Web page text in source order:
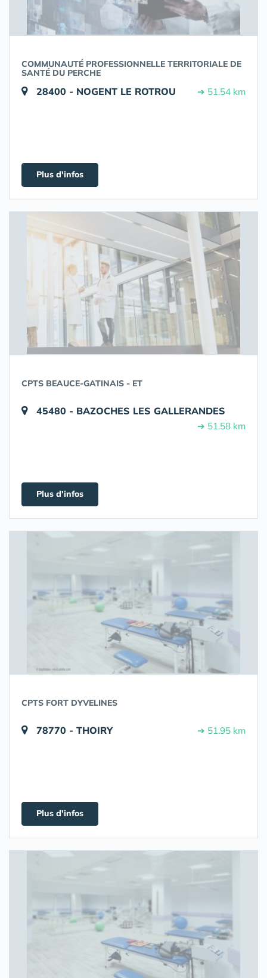
COMMUNAUTÉ PROFESSIONNELLE TERRITORIALE DE
SANTÉ DU PERCHE
28400 - NOGENT LE ROTROU ➔ 51.54 km
Plus d'infos
CPTS BEAUCE-GATINAIS - ET
45480 - BAZOCHES LES GALLERANDES
➔ 51.58 km
Plus d'infos
CPTS FORT DYVELINES
78770 - THOIRY ➔ 51.95 km
Plus d'infos